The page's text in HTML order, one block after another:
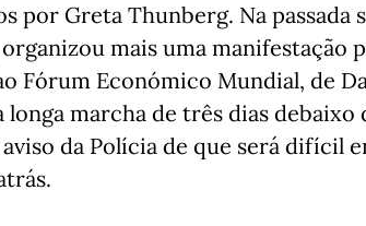
por Greta Thunberg. Na passada
mais uma manifestação
Fórum Económico Mundial, de
longa marcha de três dias debaixo
da Polícia de que será difícil